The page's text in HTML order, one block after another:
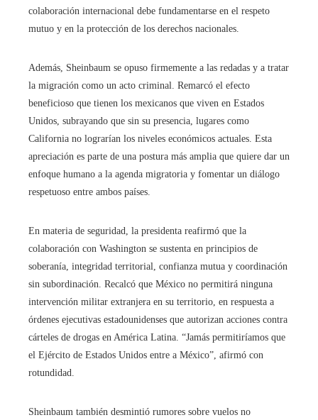
colaboración internacional debe fundamentarse en el respeto
mutuo y en la protección de los derechos nacionales.
Además, Sheinbaum se opuso firmemente a las redadas y a tratar
la migración como un acto criminal. Remarcó el efecto
beneficioso que tienen los mexicanos que viven en Estados
Unidos, subrayando que sin su presencia, lugares como
California no lograrían los niveles económicos actuales. Esta
apreciación es parte de una postura más amplia que quiere dar un
enfoque humano a la agenda migratoria y fomentar un diálogo
respetuoso entre ambos países.
En materia de seguridad, la presidenta reafirmó que la
colaboración con Washington se sustenta en principios de
soberanía, integridad territorial, confianza mutua y coordinación
sin subordinación. Recalcó que México no permitirá ninguna
intervención militar extranjera en su territorio, en respuesta a
órdenes ejecutivas estadounidenses que autorizan acciones contra
cárteles de drogas en América Latina. “Jamás permitiríamos que
el Ejército de Estados Unidos entre a México”, afirmó con
rotundidad.
Sheinbaum también desmintió rumores sobre vuelos no